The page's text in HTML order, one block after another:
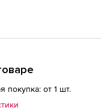
покупка: от 1 шт.